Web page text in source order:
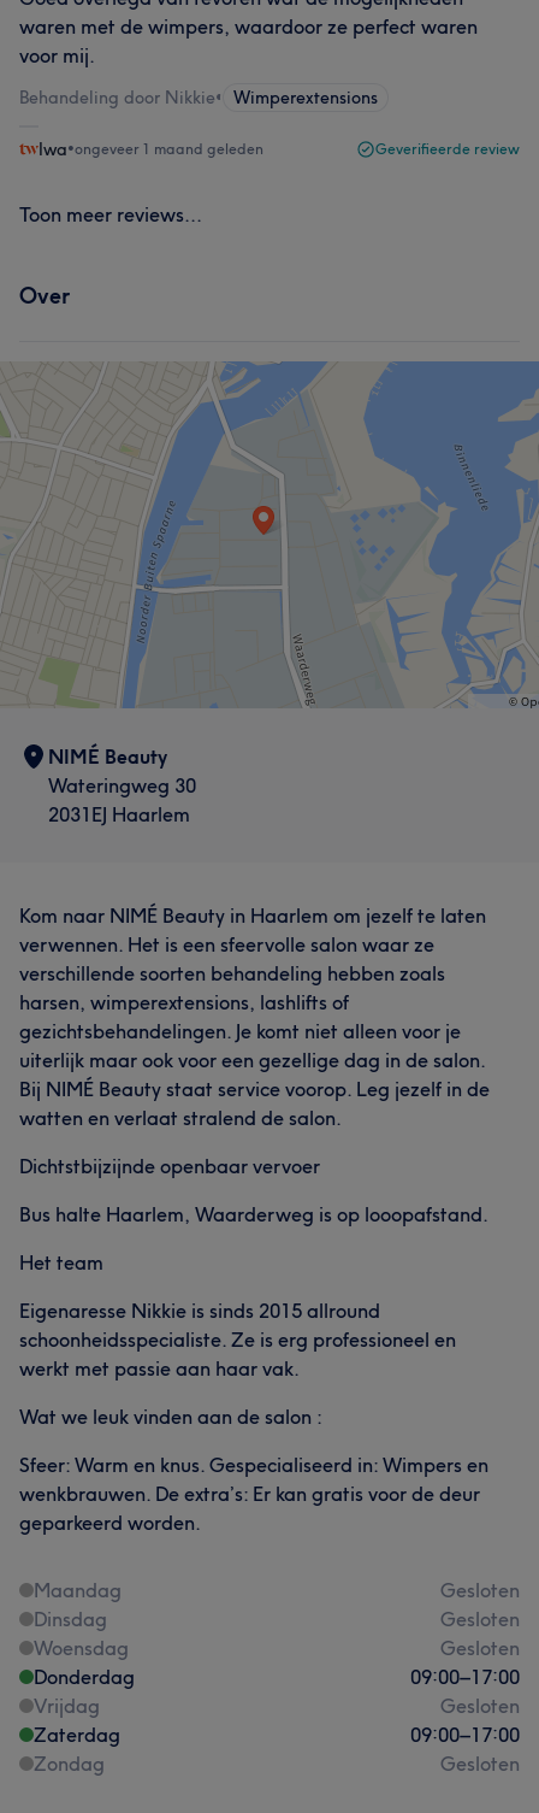
waren met de wimpers, waardoor ze perfect waren
voor mij.
Behandeling door Nikkie• Wimperextensions
Iwa•ongeveer 1 maand geleden Geverifieerde review
Toon meer reviews...
Over
NIMÉ Beauty
Wateringweg 30
2031EJ Haarlem
Kom naar NIMÉ Beauty in Haarlem om jezelf te laten
verwennen. Het is een sfeervolle salon waar ze
verschillende soorten behandeling hebben zoals
harsen, wimperextensions, lashlifts of
gezichtsbehandelingen. Je komt niet alleen voor je
uiterlijk maar ook voor een gezellige dag in de salon.
Bij NIMÉ Beauty staat service voorop. Leg jezelf in de
watten en verlaat stralend de salon.
Dichtstbijzijnde openbaar vervoer
Bus halte Haarlem, Waarderweg is op looopafstand.
Het team
Eigenaresse Nikkie is sinds 2015 allround
schoonheidsspecialiste. Ze is erg professioneel en
werkt met passie aan haar vak.
Wat we leuk vinden aan de salon :
Sfeer: Warm en knus. Gespecialiseerd in: Wimpers en
wenkbrauwen. De extra’s: Er kan gratis voor de deur
geparkeerd worden.
Maandag
Gesloten
Dinsdag
Gesloten
Woensdag
Gesloten
Donderdag
09:00–17:00
Vrijdag
Gesloten
Zaterdag
09:00–17:00
Zondag
Gesloten